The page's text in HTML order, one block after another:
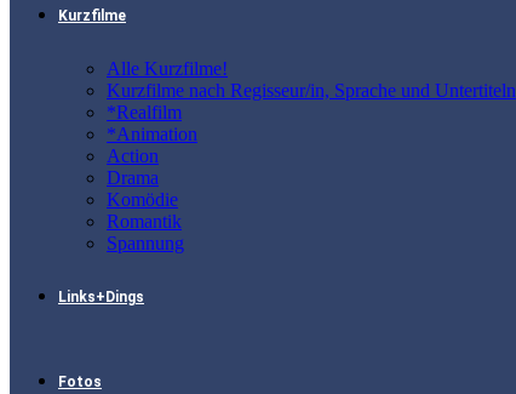
Kurzfilme
Alle Kurzfilme!
Kurzfilme nach Regisseur/in, Sprache und Untertiteln
*Realfilm
*Animation
Action
Drama
Komödie
Romantik
Spannung
Links+Dings
Fotos